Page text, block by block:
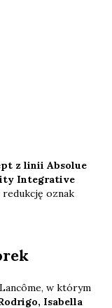
z linii Absolue
Integrative
oznak
w którym
Isabella